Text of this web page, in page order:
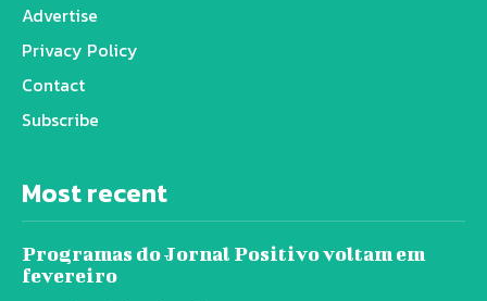
Advertise
Privacy Policy
Contact
Subscribe
Most recent
Programas do Jornal Positivo voltam em
fevereiro